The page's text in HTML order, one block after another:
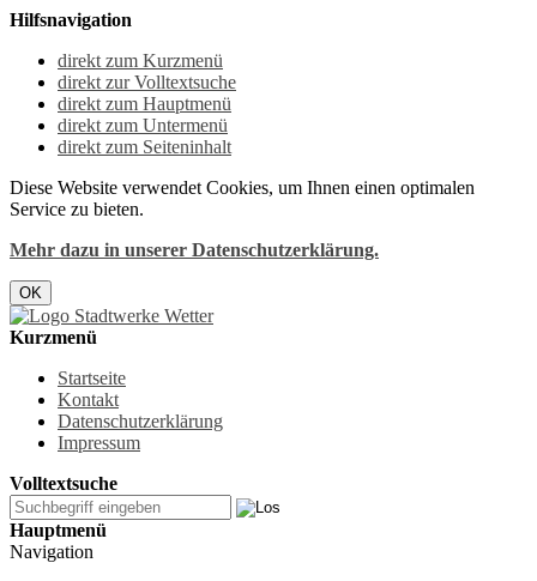
Hilfsnavigation
direkt zum Kurzmenü
direkt zur Volltextsuche
direkt zum Hauptmenü
direkt zum Untermenü
direkt zum Seiteninhalt
Diese Website verwendet Cookies, um Ihnen einen optimalen
Service zu bieten.
Mehr dazu in unserer Datenschutzerklärung.
OK
Kurzmenü
Startseite
Kontakt
Datenschutzerklärung
Impressum
Volltextsuche
Hauptmenü
Navigation